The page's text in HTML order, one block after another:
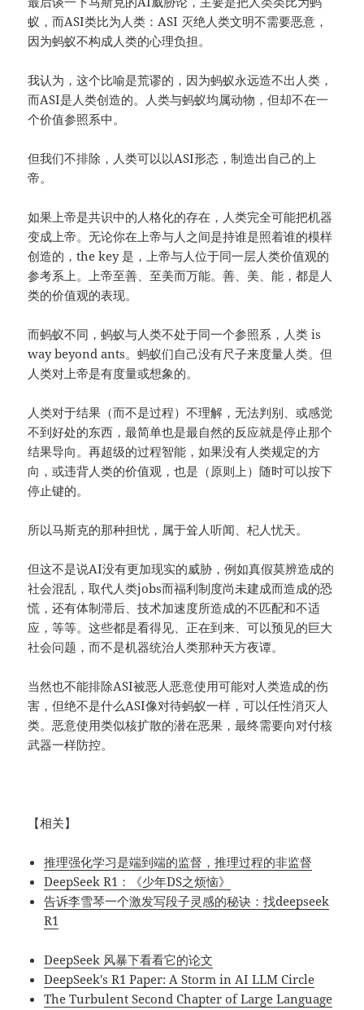
蚁，而ASI类比为人类：ASI 灭绝人类文明不需要恶意，
因为蚂蚁不构成人类的心理负担。
我认为，这个比喻是荒谬的，因为蚂蚁永远造不出人类，
而ASI是人类创造的。人类与蚂蚁均属动物，但却不在一
个价值参照系中。
但我们不排除，人类可以以ASI形态，制造出自己的上
帝。
如果上帝是共识中的人格化的存在，人类完全可能把机器
变成上帝。无论你在上帝与人之间是持谁是照着谁的模样
创造的，the key 是，上帝与人位于同一层人类价值观的
参考系上。上帝至善、至美而万能。善、美、能，都是人
类的价值观的表现。
而蚂蚁不同，蚂蚁与人类不处于同一个参照系，人类 is
way beyond ants。蚂蚁们自己没有尺子来度量人类。但
人类对上帝是有度量或想象的。
人类对于结果（而不是过程）不理解，无法判别、或感觉
不到好处的东西，最简单也是最自然的反应就是停止那个
结果导向。再超级的过程智能，如果没有人类规定的方
向，或违背人类的价值观，也是（原则上）随时可以按下
停止键的。
所以马斯克的那种担忧，属于耸人听闻、杞人忧天。
但这不是说AI没有更加现实的威胁，例如真假莫辨造成的
社会混乱，取代人类jobs而福利制度尚未建成而造成的恐
慌，还有体制滞后、技术加速度所造成的不匹配和不适
应，等等。这些都是看得见、正在到来、可以预见的巨大
社会问题，而不是机器统治人类那种天方夜谭。
当然也不能排除ASI被恶人恶意使用可能对人类造成的伤
害，但绝不是什么ASI像对待蚂蚁一样，可以任性消灭人
类。恶意使用类似核扩散的潜在恶果，最终需要向对付核
武器一样防控。
【相关】
推理强化学习是端到端的监督，推理过程的非监督
DeepSeek R1：《少年DS之烦恼》
告诉李雪琴一个激发写段子灵感的秘诀：找deepseek
R1
DeepSeek 风暴下看看它的论文
DeepSeek's R1 Paper: A Storm in AI LLM Circle
The Turbulent Second Chapter of Large Language